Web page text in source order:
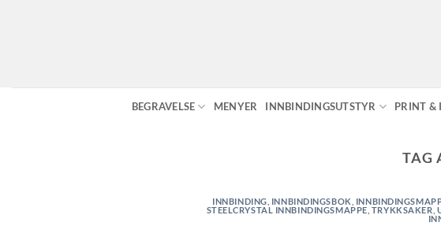
BEGRAVELSE MENYER INNBINDINGSUTSTYR PRINT &
TAG
INNBINDING INNBINDINGSBOK
STEELCRYSTAL INNBINDINGSMAPPE TRYKKSAKER